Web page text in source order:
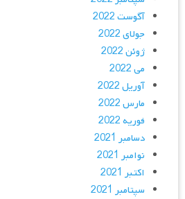
آگوست 2022
جولای 2022
ژوئن 2022
می 2022
آوریل 2022
مارس 2022
فوریه 2022
دسامبر 2021
نوامبر 2021
اکتبر 2021
سپتامبر 2021